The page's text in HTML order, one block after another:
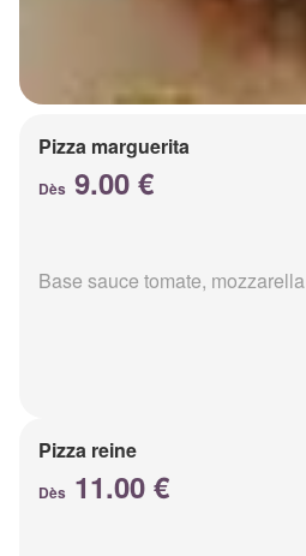
Pizza marguerita
Dès 9.00 €
Base sauce tomate, mozzarella
Pizza reine
Dès 11.00 €